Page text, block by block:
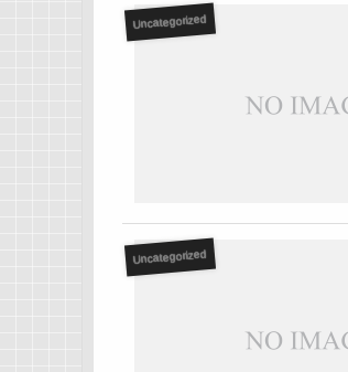
Uncategorized
Uncategorized